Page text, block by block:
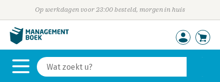
Op werkdagen voor 23:00 besteld, morgen in huis